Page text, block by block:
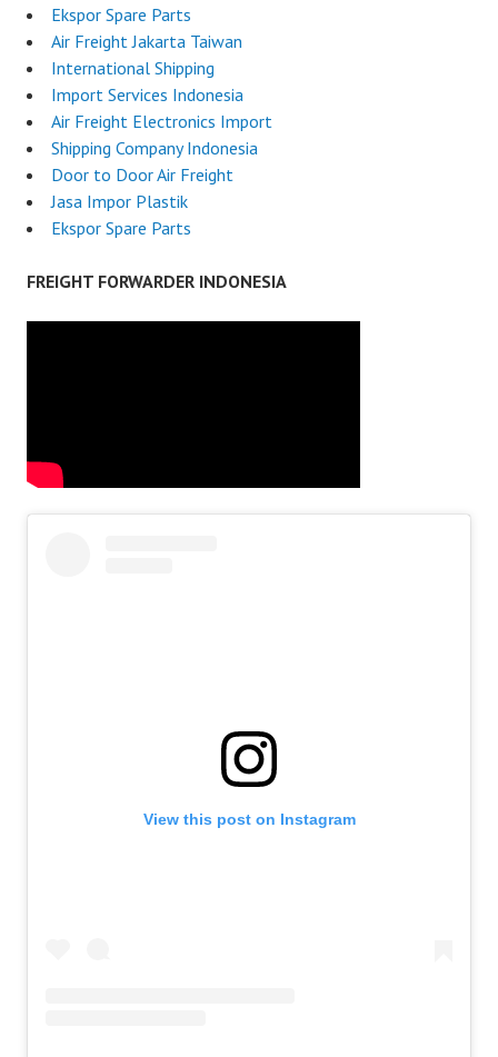
Ekspor Spare Parts
Air Freight Jakarta Taiwan
International Shipping
Import Services Indonesia
Air Freight Electronics Import
Shipping Company Indonesia
Door to Door Air Freight
Jasa Impor Plastik
Ekspor Spare Parts
FREIGHT FORWARDER INDONESIA
View this post on Instagram